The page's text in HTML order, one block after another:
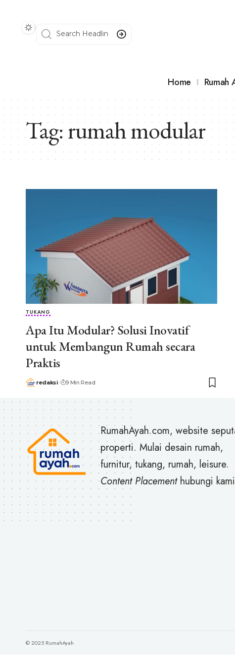
Home Rumah
Tag:rumah modular
TUKANG
Apa Itu Modular? Solusi Inovatif
untuk Membangun Rumah secara
Praktis
redaksi 9 Min Read
RumahAyah.com, website
properti. Mulai desain rumah,
furnitur, tukang, rumah, leisure.
Content Placementhubungi
© 2025 RumahAyah